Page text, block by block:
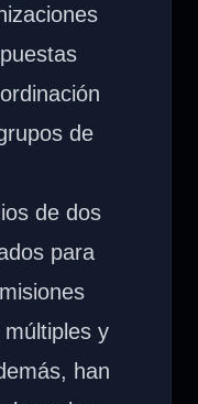
de
de dos
para
y
han